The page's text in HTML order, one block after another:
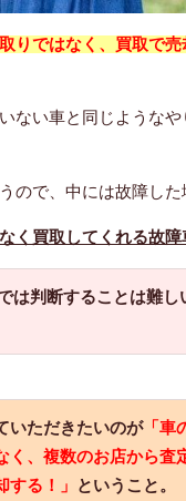
りではなく、買取で
ない車と同じような
ので、中には故障し
く買取してくれる故
は判断することは難し
いただきたいのが「車
く、複数のお店から査
する！」
ということ。